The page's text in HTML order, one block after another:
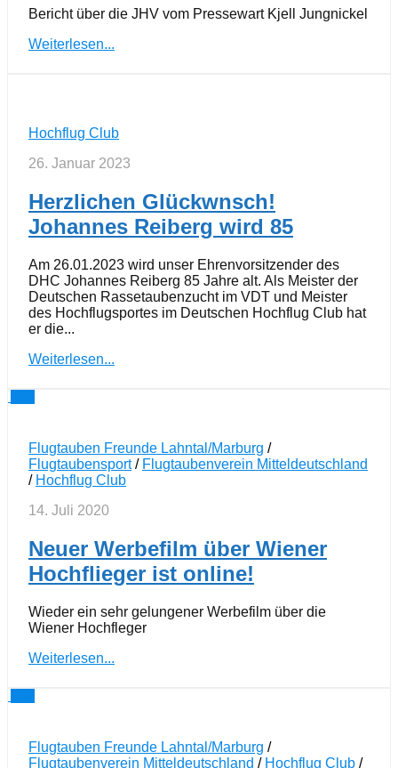
Bericht über die JHV vom Pressewart Kjell Jungnickel
Weiterlesen...
Hochflug Club
26. Januar 2023
Herzlichen Glückwnsch!
Johannes Reiberg wird 85
Am 26.01.2023 wird unser Ehrenvorsitzender des
DHC Johannes Reiberg 85 Jahre alt. Als Meister der
Deutschen Rassetaubenzucht im VDT und Meister
des Hochflugsportes im Deutschen Hochflug Club hat
er die...
Weiterlesen...
Flugtauben Freunde Lahntal/Marburg /
Flugtaubensport/ Flugtaubenverein Mitteldeutschland
/ Hochflug Club
14. Juli 2020
Neuer Werbefilm über Wiener
Hochflieger ist online!
Wieder ein sehr gelungener Werbefilm über die
Wiener Hochfleger
Weiterlesen...
Flugtauben Freunde Lahntal/Marburg /
Flugtaubenverein Mitteldeutschland / Hochflug Club /